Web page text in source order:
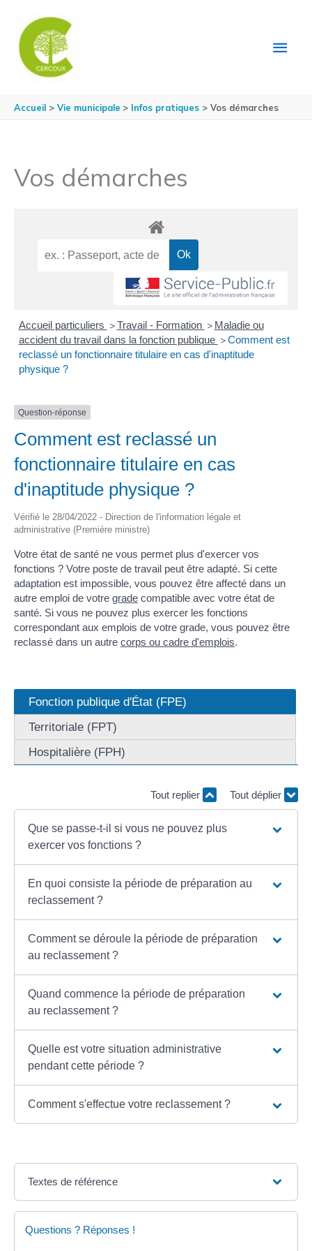
Accueil Vie municipale Infos pratiques Vos démarches
Vos démarches
Accueil particuliers > Travail - Formation > Maladie ou
accident du travail dans la fonction publique > Comment est
reclassé un fonctionnaire titulaire en cas d'inaptitude
physique ?
Question-réponse
Comment est reclassé un
fonctionnaire titulaire en cas
d'inaptitude physique ?
Vérifié le 28/04/2022 - Direction de l'information légale et
administrative (Première ministre)
Votre état de santé ne vous permet plus d'exercer vos
fonctions ? Votre poste de travail peut être adapté. Si cette
adaptation est impossible, vous pouvez être affecté dans un
autre emploi de votre grade compatible avec votre état de
santé. Si vous ne pouvez plus exercer les fonctions
correspondant aux emplois de votre grade, vous pouvez être
reclassé dans un autre corps ou cadre d'emplois.
Fonction publique d'État (FPE)
Territoriale (FPT)
Hospitalière (FPH)
Tout replier Tout déplier
Que se passe-t-il si vous ne pouvez plus
exercer vos fonctions ?
En quoi consiste la période de préparation au
reclassement ?
Comment se déroule la période de préparation
au reclassement ?
Quand commence la période de préparation
au reclassement ?
Quelle est votre situation administrative
pendant cette période ?
Comment s'effectue votre reclassement ?
Textes de référence
Questions ? Réponses !